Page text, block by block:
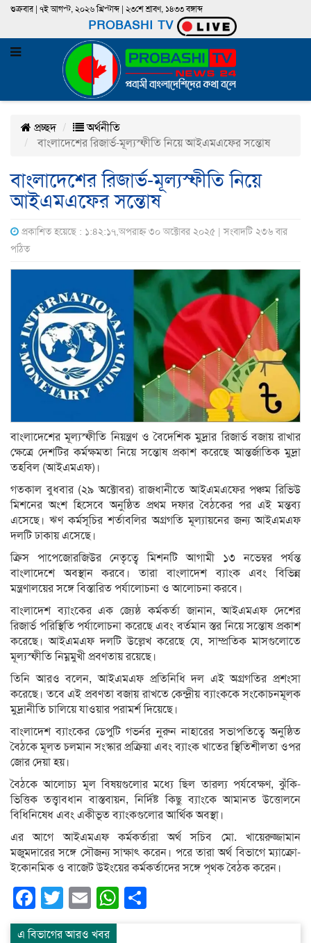
শুক্রবার | ৭ই আগস্ট, ২০২৬ খ্রিস্টাব্দ | ২৩শে শ্রাবণ, ১৪৩৩ বঙ্গাব্দ
PROBASHI TV
প্রচ্ছদ
অর্থনীতি
বাংলাদেশের রিজার্ভ-মূল্যস্ফীতি নিয়ে আইএমএফের সন্তোষ
বাংলাদেশের রিজার্ভ-মূল্যস্ফীতি নিয়ে
আইএমএফের সন্তোষ
প্রকাশিত হয়েছে : ১:৪২:১৭,অপরাহ্ন ৩০ অক্টোবর ২০২৫ | সংবাদটি ২৩৬ বার
পঠিত
বাংলাদেশের মূল্যস্ফীতি নিয়ন্ত্রণ ও বৈদেশিক মুদ্রার রিজার্ভ বজায় রাখার
ক্ষেত্রে দেশটির কর্মক্ষমতা নিয়ে সন্তোষ প্রকাশ করেছে আন্তর্জাতিক মুদ্রা
তহবিল (আইএমএফ)।
গতকাল বুধবার (২৯ অক্টোবর) রাজধানীতে আইএমএফের পঞ্চম রিভিউ
মিশনের অংশ হিসেবে অনুষ্ঠিত প্রথম দফার বৈঠকের পর এই মন্তব্য
এসেছে। ঋণ কর্মসূচির শর্তাবলির অগ্রগতি মূল্যায়নের জন্য আইএমএফ
দলটি ঢাকায় এসেছে।
ক্রিস পাপেজোরজিউর নেতৃত্বে মিশনটি আগামী ১৩ নভেম্বর পর্যন্ত
বাংলাদেশে অবস্থান করবে। তারা বাংলাদেশ ব্যাংক এবং বিভিন্ন
মন্ত্রণালয়ের সঙ্গে বিস্তারিত পর্যালোচনা ও আলোচনা করবে।
বাংলাদেশ ব্যাংকের এক জ্যেষ্ঠ কর্মকর্তা জানান, আইএমএফ দেশের
রিজার্ভ পরিস্থিতি পর্যালোচনা করেছে এবং বর্তমান স্তর নিয়ে সন্তোষ প্রকাশ
করেছে। আইএমএফ দলটি উল্লেখ করেছে যে, সাম্প্রতিক মাসগুলোতে
মূল্যস্ফীতি নিম্নমুখী প্রবণতায় রয়েছে।
তিনি আরও বলেন, আইএমএফ প্রতিনিধি দল এই অগ্রগতির প্রশংসা
করেছে। তবে এই প্রবণতা বজায় রাখতে কেন্দ্রীয় ব্যাংককে সংকোচনমূলক
মুদ্রানীতি চালিয়ে যাওয়ার পরামর্শ দিয়েছে।
বাংলাদেশ ব্যাংকের ডেপুটি গভর্নর নুরুন নাহারের সভাপতিত্বে অনুষ্ঠিত
বৈঠকে মূলত চলমান সংস্কার প্রক্রিয়া এবং ব্যাংক খাতের স্থিতিশীলতা ওপর
জোর দেয়া হয়।
বৈঠকে আলোচ্য মূল বিষয়গুলোর মধ্যে ছিল তারল্য পর্যবেক্ষণ, ঝুঁকি-
ভিত্তিক তত্ত্বাবধান বাস্তবায়ন, নির্দিষ্ট কিছু ব্যাংকে আমানত উত্তোলনে
বিধিনিষেধ এবং একীভূত ব্যাংকগুলোর আর্থিক অবস্থা।
এর আগে আইএমএফ কর্মকর্তারা অর্থ সচিব মো. খায়েরুজ্জামান
মজুমদারের সঙ্গে সৌজন্য সাক্ষাৎ করেন। পরে তারা অর্থ বিভাগে ম্যাক্রো-
ইকোনমিক ও বাজেট উইংয়ের কর্মকর্তাদের সঙ্গে পৃথক বৈঠক করেন।
Facebook
Twitter
EmailWhatsApp
এ বিভাগের আরও খবর